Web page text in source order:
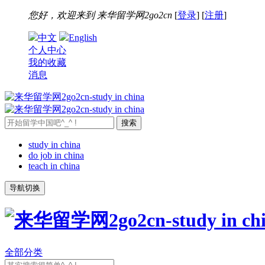
您好，欢迎来到 来华留学网2go2cn [登录] [注册]
中文
English
个人中心
我的收藏
消息
study in china
do job in china
teach in china
导航切换
全部分类